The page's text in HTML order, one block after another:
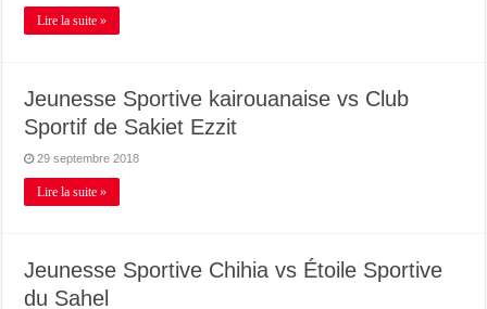
Lire la suite »
Jeunesse Sportive kairouanaise vs Club
Sportif de Sakiet Ezzit
29 septembre 2018
Lire la suite »
Jeunesse Sportive Chihia vs Étoile Sportive
du Sahel